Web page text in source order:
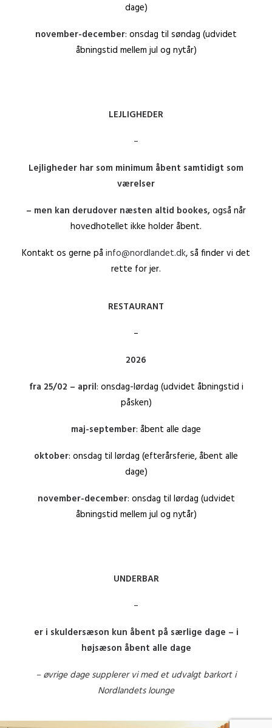
dage)
november-december: onsdag til søndag (udvidet
åbningstid mellem jul og nytår)
LEJLIGHEDER
–
Lejligheder har som minimum åbent samtidigt som
værelser
– men kan derudover næsten altid bookes,også når
hovedhotellet ikke holder åbent.
Kontakt os gerne på info@nordlandet.dk, så finder vi det
rette for jer.
RESTAURANT
–
2026
fra 25/02 – april: onsdag-lørdag (udvidet åbningstid i
påsken)
maj-september: åbent alle dage
oktober: onsdag til lørdag (efterårsferie, åbent alle
dage)
november-december: onsdag til lørdag (udvidet
åbningstid mellem jul og nytår)
UNDERBAR
–
er i skuldersæson kun åbent på særlige dage – i
højsæson åbent alle dage
– øvrige dage supplerer vi med et udvalgt barkort i
Nordlandets lounge